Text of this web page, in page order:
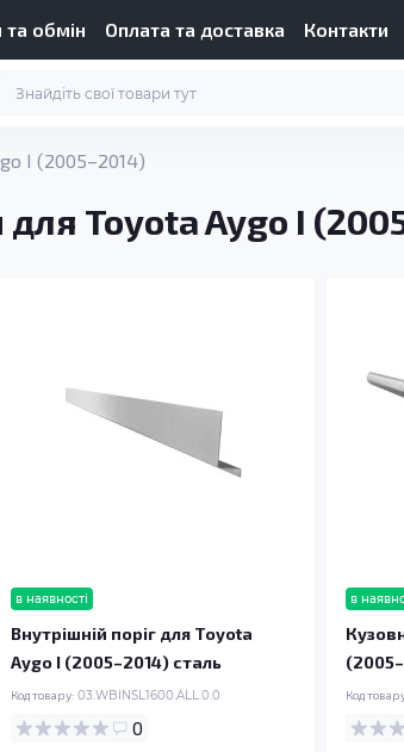
обмін Оплата та доставка Контакти
I (2005–2014)
для Toyota Aygo I
в наявності
Внутрішній поріг для Toyota
Aygo I (2005–2014) сталь
Код товару: 03.WBINSL1600.ALL.0.0
0
в
Код